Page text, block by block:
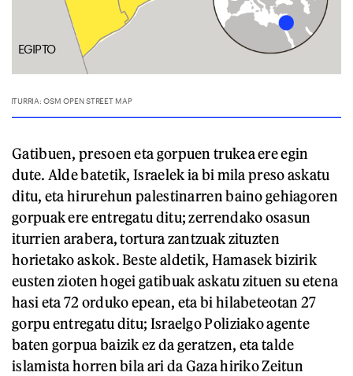
Gatibuen, presoen eta gorpuen trukea ere egin
dute. Alde batetik, Israelek ia bi mila preso askatu
ditu, eta hirurehun palestinarren baino gehiagoren
gorpuak ere entregatu ditu; zerrendako osasun
iturrien arabera, tortura zantzuak zituzten
horietako askok. Beste aldetik, Hamasek bizirik
eusten zioten hogei gatibuak askatu zituen su etena
hasi eta 72 orduko epean, eta bi hilabeteotan 27
gorpu entregatu ditu; Israelgo Poliziako agente
baten gorpua baizik ez da geratzen, eta talde
islamista horren bila ari da Gaza hiriko Zeitun